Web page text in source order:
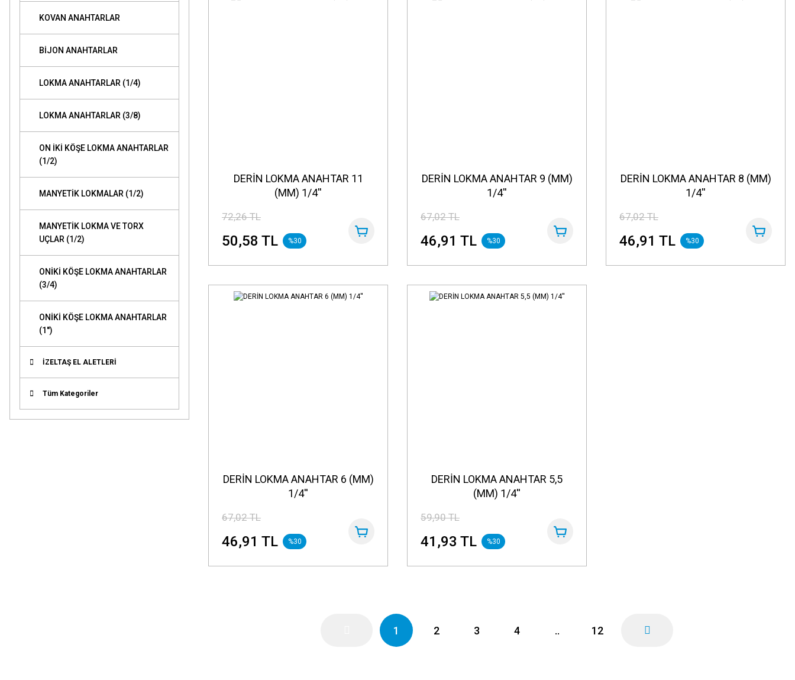
KOVAN ANAHTARLAR
BİJON ANAHTARLAR
LOKMA ANAHTARLAR (1/4)
LOKMA ANAHTARLAR (3/8)
ON İKİ KÖŞE LOKMA ANAHTARLAR
(1/2)
MANYETİK LOKMALAR (1/2)
MANYETİK LOKMA VE TORX
UÇLAR (1/2)
ONİKİ KÖŞE LOKMA ANAHTARLAR
(3/4)
ONİKİ KÖŞE LOKMA ANAHTARLAR
(1'')
İZELTAŞ EL ALETLERİ
Tüm Kategoriler
DERİN LOKMA ANAHTAR 11
(MM) 1/4''
72,26 TL
50,58 TL %30
DERİN LOKMA ANAHTAR 9 (MM)
1/4''
67,02 TL
46,91 TL %30
DERİN LOKMA ANAHTAR 8 (MM)
1/4''
67,02 TL
46,91 TL %30
DERİN LOKMA ANAHTAR 6 (MM)
1/4''
67,02 TL
46,91 TL %30
DERİN LOKMA ANAHTAR 5,5
(MM) 1/4''
59,90 TL
41,93 TL %30
1 2 3 4 .. 12